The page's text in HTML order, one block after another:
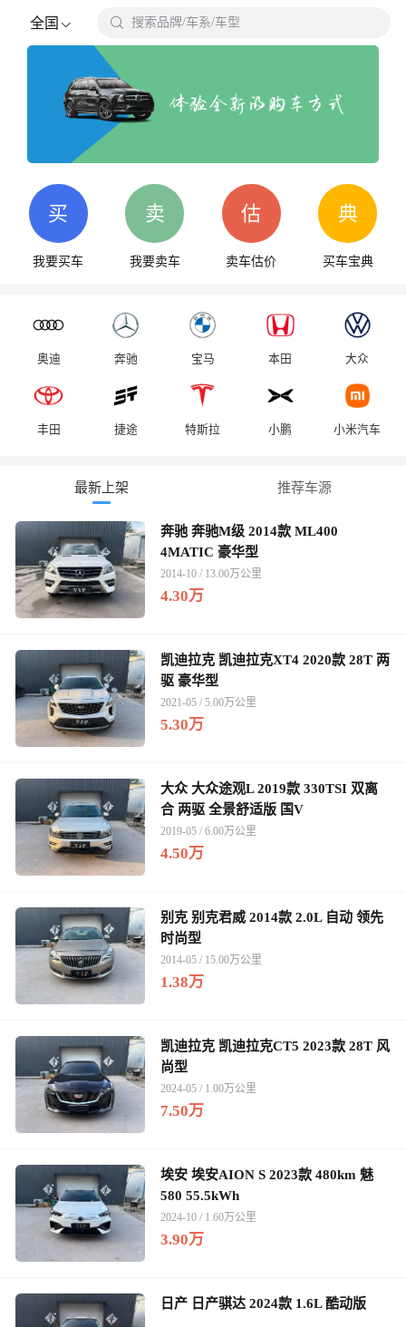
全国  搜索品牌/车系/车型
买
我要买车
卖
我要卖车
估
卖车估价
典
买车宝典
奥迪 奔驰 宝马 本田 大众
丰田 捷途 特斯拉 小鹏 小米汽车
最新上架 推荐车源
奔驰 奔驰M级 2014款 ML400
4MATIC 豪华型
2014-10 / 13.00万公里
4.30万
凯迪拉克 凯迪拉克XT4 2020款 28T 两
驱 豪华型
2021-05 / 5.00万公里
5.30万
大众 大众途观L 2019款 330TSI 双离
合 两驱 全景舒适版 国V
2019-05 / 6.00万公里
4.50万
别克 别克君威 2014款 2.0L 自动 领先
时尚型
2014-05 / 15.00万公里
1.38万
凯迪拉克 凯迪拉克CT5 2023款 28T 风
尚型
2024-05 / 1.00万公里
7.50万
埃安 埃安AION S 2023款 480km 魅
580 55.5kWh
2024-10 / 1.60万公里
3.90万
日产 日产骐达 2024款 1.6L 酷动版